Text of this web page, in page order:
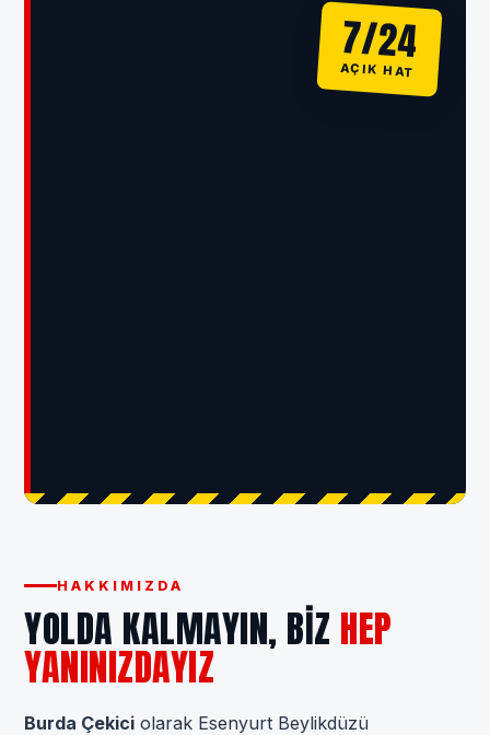
7/24
AÇIK HAT
HAKKIMIZDA
YOLDA KALMAYIN, BIZ HEP
YANINIZDAYIZ
Burda Çekici olarak Esenyurt Beylikdüzü